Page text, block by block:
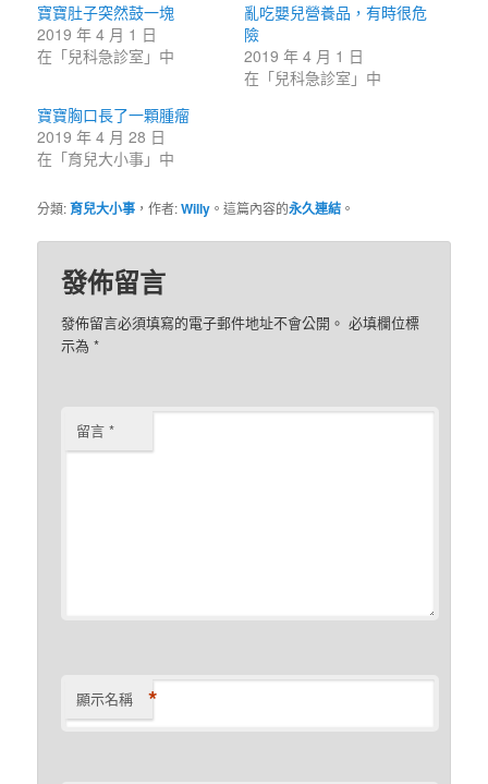
窗
中
開
啟)
窗
中
開
啟)
寶寶肚子突然鼓一塊
2019 年 4 月 1 日
在「兒科急診室」中
亂吃嬰兒營養品，有時很危
險
2019 年 4 月 1 日
在「兒科急診室」中
寶寶胸口長了一顆腫瘤
2019 年 4 月 28 日
在「育兒大小事」中
分類:育兒大小事 ，作者:Willy 。這篇內容的永久連結 。
發佈留言
發佈留言必須填寫的電子郵件地址不會公開。 必填欄位標
示為*
留言*
顯示名稱 *